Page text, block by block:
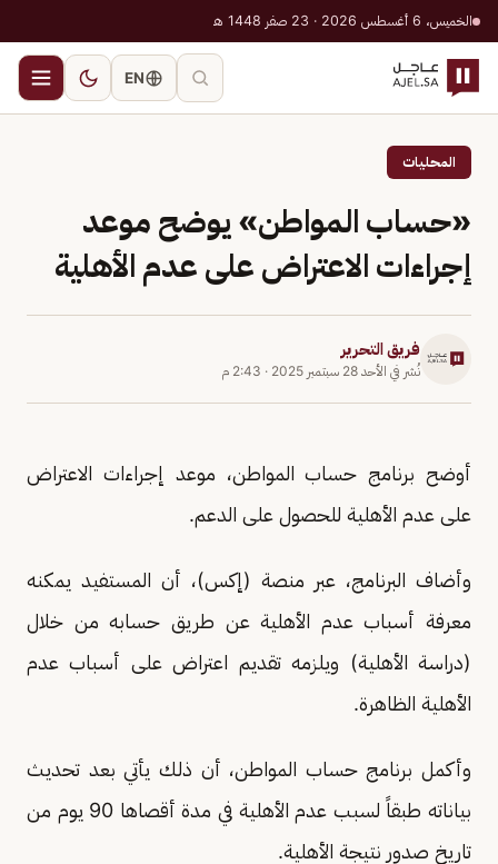
الخميس، 6 أغسطس 2026 · 23 صفر 1448 هـ
EN
المحليات
«حساب المواطن» يوضح موعد
إجراءات الاعتراض على عدم الأهلية
فريق التحرير
نُشر في الأحد 28 سبتمبر 2025 · 2:43 م
أوضح برنامج حساب المواطن، موعد إجراءات الاعتراض
على عدم الأهلية للحصول على الدعم.
وأضاف البرنامج، عبر منصة (إكس)، أن المستفيد يمكنه
معرفة أسباب عدم الأهلية عن طريق حسابه من خلال
(دراسة الأهلية) ويلزمه تقديم اعتراض على أسباب عدم
الأهلية الظاهرة.
وأكمل برنامج حساب المواطن، أن ذلك يأتي بعد تحديث
بياناته طبقاً لسبب عدم الأهلية في مدة أقصاها 90 يوم من
تاريخ صدور نتيجة الأهلية.